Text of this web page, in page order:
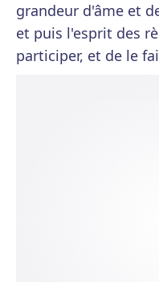
grandeur d'âme et
et puis l'esprit des
participer, et de le